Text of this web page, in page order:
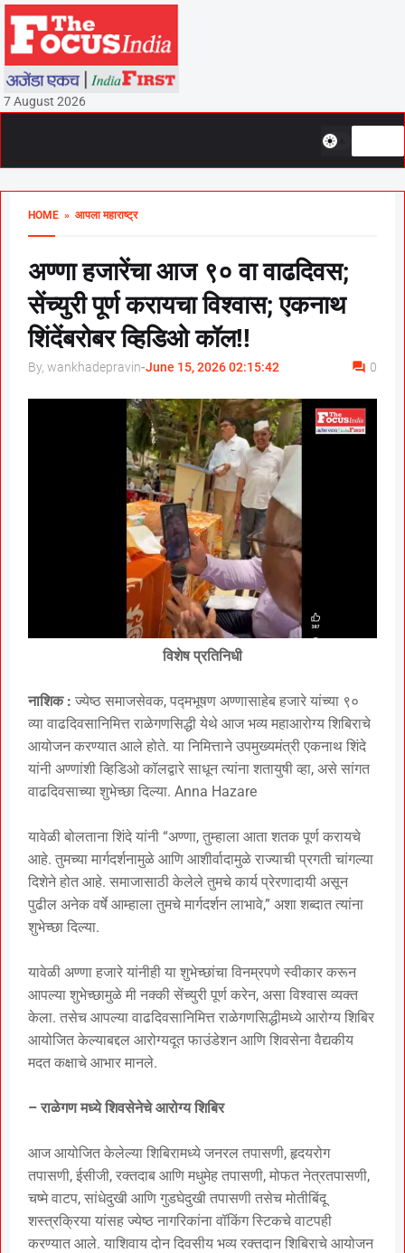
7 August 2026
HOME » आपला महाराष्ट्र
अण्णा हजारेंचा आज ९० वा वाढदिवस;
सेंच्युरी पूर्ण करायचा विश्वास; एकनाथ
शिंदेंबरोबर व्हिडिओ कॉल!!
By, wankhadepravin-June 15, 2026 02:15:42 0
विशेष प्रतिनिधी
नाशिक : ज्येष्ठ समाजसेवक, पद्मभूषण अण्णासाहेब हजारे यांच्या ९०
व्या वाढदिवसानिमित्त राळेगणसिद्धी येथे आज भव्य महाआरोग्य शिबिराचे
आयोजन करण्यात आले होते. या निमित्ताने उपमुख्यमंत्री एकनाथ शिंदे
यांनी अण्णांशी व्हिडिओ कॉलद्वारे साधून त्यांना शतायुषी व्हा, असे सांगत
वाढदिवसाच्या शुभेच्छा दिल्या. Anna Hazare
यावेळी बोलताना शिंदे यांनी “अण्णा, तुम्हाला आता शतक पूर्ण करायचे
आहे. तुमच्या मार्गदर्शनामुळे आणि आशीर्वादामुळे राज्याची प्रगती चांगल्या
दिशेने होत आहे. समाजासाठी केलेले तुमचे कार्य प्रेरणादायी असून
पुढील अनेक वर्षे आम्हाला तुमचे मार्गदर्शन लाभावे,” अशा शब्दात त्यांना
शुभेच्छा दिल्या.
यावेळी अण्णा हजारे यांनीही या शुभेच्छांचा विनम्रपणे स्वीकार करून
आपल्या शुभेच्छामुळे मी नक्की सेंच्युरी पूर्ण करेन, असा विश्वास व्यक्त
केला. तसेच आपल्या वाढदिवसानिमित्त राळेगणसिद्धीमध्ये आरोग्य शिबिर
आयोजित केल्याबद्दल आरोग्यदूत फाउंडेशन आणि शिवसेना वैद्यकीय
मदत कक्षाचे आभार मानले.
– राळेगण मध्ये शिवसेनेचे आरोग्य शिबिर
आज आयोजित केलेल्या शिबिरामध्ये जनरल तपासणी, हृदयरोग
तपासणी, ईसीजी, रक्तदाब आणि मधुमेह तपासणी, मोफत नेत्रतपासणी,
चष्मे वाटप, सांधेदुखी आणि गुडघेदुखी तपासणी तसेच मोतीबिंदू
शस्त्रक्रिया यांसह ज्येष्ठ नागरिकांना वॉकिंग स्टिकचे वाटपही
करण्यात आले. याशिवाय दोन दिवसीय भव्य रक्तदान शिबिराचे आयोजन